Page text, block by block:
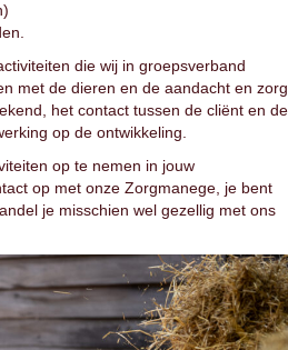
die wij in groepsverband
met de dieren en de aandacht en zorg
het contact tussen de cliënt en de
op de ontwikkeling.
op te nemen in jouw
op met onze Zorgmanege, je bent
je misschien wel gezellig met ons